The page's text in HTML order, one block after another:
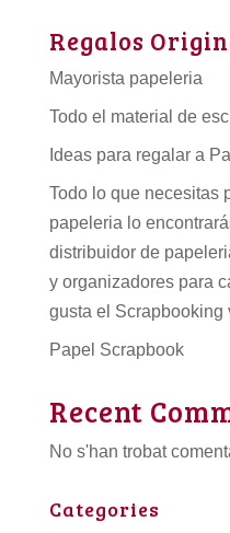
Regalos
Mayorista papeleria
Todo el material de
Ideas para regalar a
Todo lo que necesitas
papeleria lo
distribuidor de
y organizadores para
gusta el Scrapbooking
Papel Scrapbook
Recent
No s'han trobat
Categories